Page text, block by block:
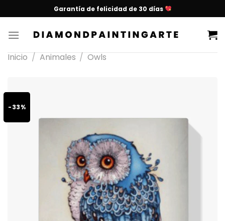
Garantía de felicidad de 30 días
Inicio / Animales / Owls
-33%